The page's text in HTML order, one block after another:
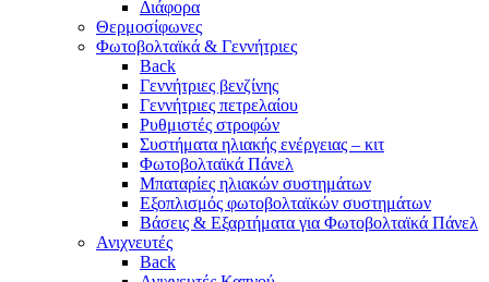
Διάφορα
Θερμοσίφωνες
Φωτοβολταϊκά & Γεννήτριες
Back
Γεννήτριες βενζίνης
Γεννήτριες πετρελαίου
Ρυθμιστές στροφών
Συστήματα ηλιακής ενέργειας – κιτ
Φωτοβολταϊκά Πάνελ
Μπαταρίες ηλιακών συστημάτων
Εξοπλισμός φωτοβολταϊκών συστημάτων
Βάσεις & Εξαρτήματα για Φωτοβολταϊκά Πάνελ
Ανιχνευτές
Back